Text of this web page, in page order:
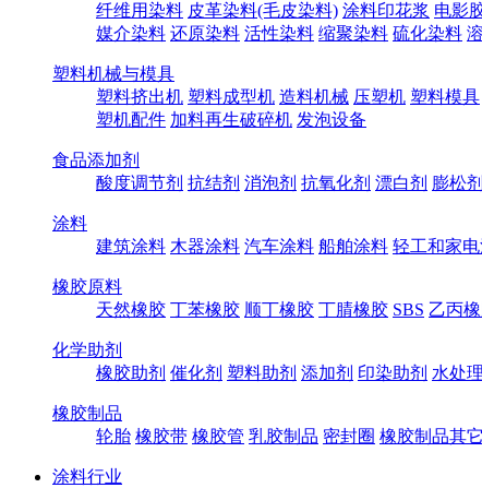
纤维用染料 皮革染料(毛皮染料) 涂料印花浆 电影
媒介染料 还原染料 活性染料 缩聚染料 硫化染料
塑料机械与模具
塑料挤出机 塑料成型机 造料机械 压塑机 塑料模具
塑机配件 加料再生破碎机 发泡设备
食品添加剂
酸度调节剂 抗结剂 消泡剂 抗氧化剂 漂白剂 膨松剂
涂料
建筑涂料 木器涂料 汽车涂料 船舶涂料 轻工和家
橡胶原料
天然橡胶 丁苯橡胶 顺丁橡胶 丁腈橡胶 SBS 乙丙
化学助剂
橡胶助剂 催化剂 塑料助剂 添加剂 印染助剂 水处
橡胶制品
轮胎 橡胶带 橡胶管 乳胶制品 密封圈 橡胶制品其它
涂料行业